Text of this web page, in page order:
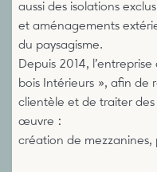
aussi des isolations
et aménagements
du paysagisme.
Depuis 2014,
bois Intérieurs », afin de
clientèle et de traiter
œuvre :
création de mezzanines,